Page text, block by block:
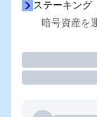
ステーキング
暗号資産を